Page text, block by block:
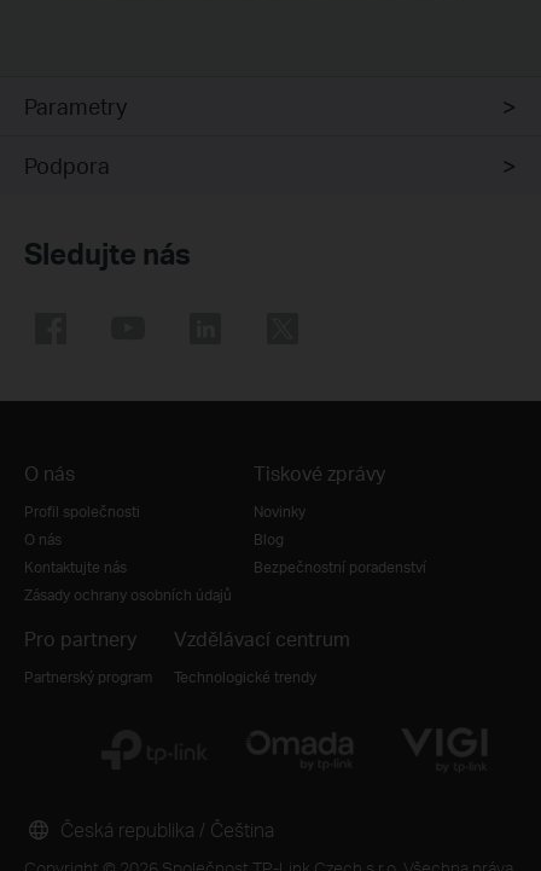
Parametry
Podpora
Sledujte nás
O nás
Profil společnosti
O nás
Kontaktujte nás
Zásady ochrany osobních údajů
Tiskové zprávy
Novinky
Blog
Bezpečnostní poradenství
Pro partnery
Partnerský program
Vzdělávací centrum
Technologické trendy
Česká republika / Čeština